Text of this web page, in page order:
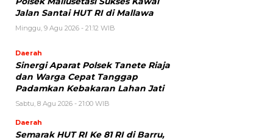
Jalan Santai HUT RI di Mallawa
Minggu, 9 Agu 2026 - 21:12 WIB
Daerah
Sinergi Aparat Polsek Tanete Riaja
dan Warga Cepat Tanggap
Padamkan Kebakaran Lahan Jati
Sabtu, 8 Agu 2026 - 21:00 WIB
Daerah
Semarak HUT RI Ke 81 RI di Barru,